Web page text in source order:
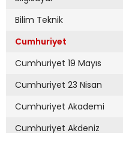
Bilim Teknik
Cumhuriyet
Cumhuriyet 19 Mayıs
Cumhuriyet 23 Nisan
Cumhuriyet Akademi
Cumhuriyet Akdeniz